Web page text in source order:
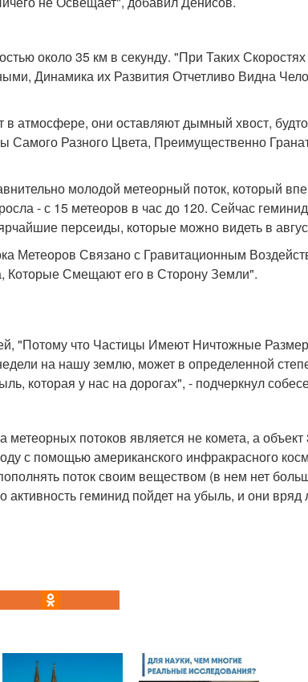
около 35 км в секунду. "При Таких
Динамика их Развития Отчетливо Видна
в атмосфере, они оставляют дымный хвост,
Разного Цвета, Преимущественно
молодой метеорный поток, который
- с 15 метеоров в час до 120. Сейчас
персеиды, которые можно видеть в
Метеоров Связано с Гравитационным
Которые Смещают его в Сторону Земли".
"Потому что Частицы Имеют Ничтожные
на нашу землю, может в определенной
которая у нас на дорогах", - подчеркнул
потоков является не комета, а
с помощью американского инфракрасного
поток своим веществом (в нем нет
активность геминид пойдет на убыль, и они вряд